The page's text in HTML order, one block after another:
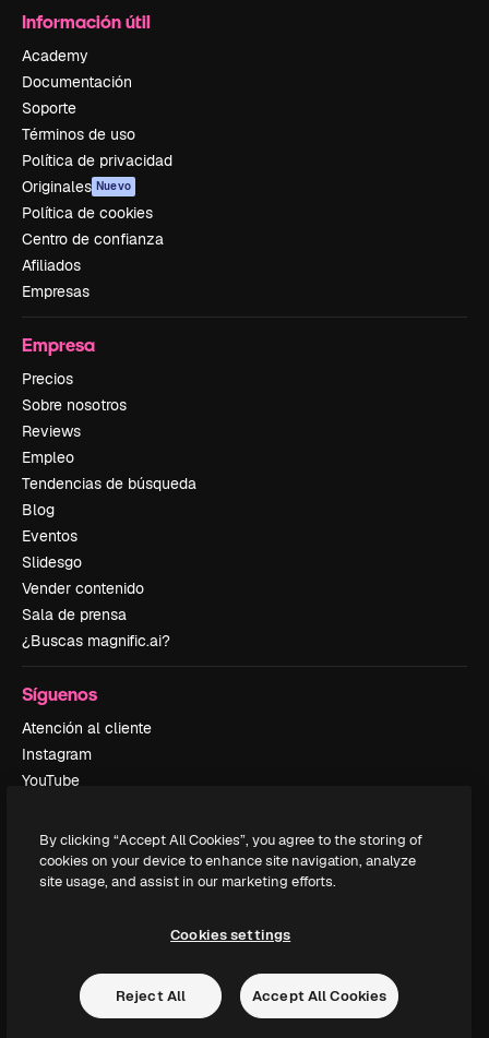
Información útil
Academy
Documentación
Soporte
Términos de uso
Política de privacidad
Originales Nuevo
Política de cookies
Centro de confianza
Afiliados
Empresas
Empresa
Precios
Sobre nosotros
Reviews
Empleo
Tendencias de búsqueda
Blog
Eventos
Slidesgo
Vender contenido
Sala de prensa
¿Buscas magnific.ai?
Síguenos
Atención al cliente
Instagram
YouTube
TikTok
Discord
Copyright © 2010-2026Freepik Company S.L.U. Todos los derechos
reservados
By clicking “Accept All Cookies”, you agree to the storing of
cookies on your device to enhance site navigation, analyze
site usage, and assist in our marketing efforts.
Cookies settings
Reject All Accept All Cookies